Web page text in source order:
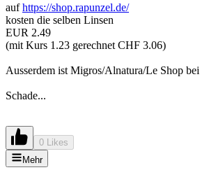
aufhttps://shop.rapunzel.de/
kosten die selben Linsen
EUR 2.49
(mit Kurs 1.23 gerechnet CHF 3.06)
Ausserdem ist Migros/Alnatura/Le Shop
Schade...
0 Likes
Mehr